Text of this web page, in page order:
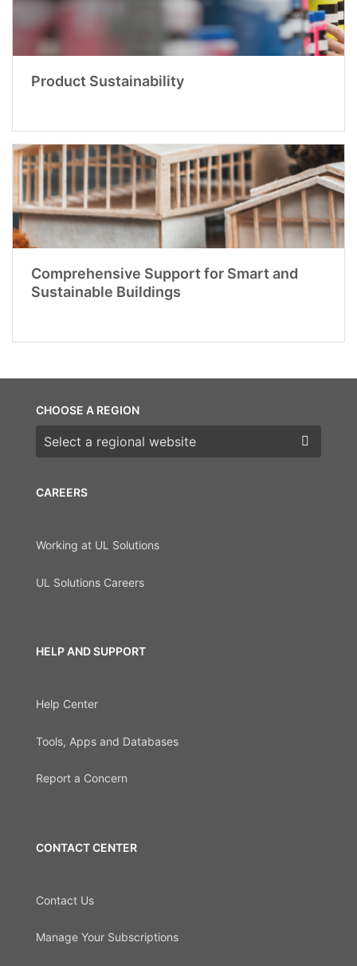
Product Sustainability
Comprehensive Support for Smart and
Sustainable Buildings
CAREERS
Working at UL Solutions
UL Solutions Careers
HELP AND SUPPORT
Help Center
Tools, Apps and Databases
Report a Concern
CONTACT CENTER
Contact Us
Manage Your Subscriptions
CHOOSE A REGION
Choose a region